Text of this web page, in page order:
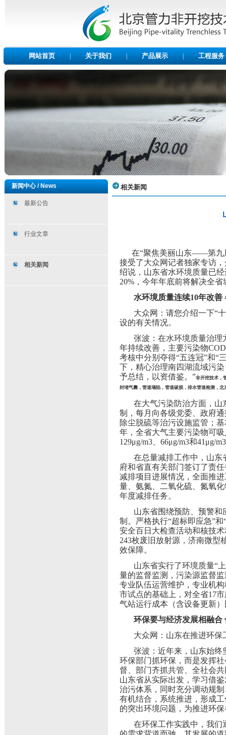
网站首页 关于我们 产品展示 工程服务
新闻中心 / News
最新公告
行业文章
相关新闻
相关新闻
在“聚焦美丽山东——第九
接受了大众网记者独家专访
绍说，山东省水环境质量已
20%，今年年底前将解决全
水环境质量连续10年改
大众网：请您介绍一下“
设的有关情况。
张波：在水环境质量治理
年持续改善，主要污染物
考核中分别夺得“五连冠”和“
下，精心治理南四湖流域污
予总结，以资借鉴。”非开挖技术，
封堵气囊，管道塌陷，管道破损，排水管道检测，
在大气污染防治方面，山
制，每月向各级党委、政府
除尘脱硫等治污设施监管；
年，全省大气主要污染物可
129μg/m3、66μg/m3和41μg/
在总量减排工作中，山东
府和省直有关部门签订了责
减排项目进展情况，全面推
量、氨氮、二氧化硫、氮氧
年度减排任务。
山东省围绕预防、预警
制。严格执行“超标即应急”
安全百日大检查活动和核技
243枚废旧放射源，济南微型
效保障。
山东省实行了环境质量“
量的监督监测，污染源监督
专业队伍运营维护，专业机
市试点的基础上，对全省17
气站运行成本（含设备更新
环保要与经济发展相融合
大众网：山东在推进环
张波：近年来，山东始终
环保部门抓环保，而是发挥
督、部门齐抓共管、全社会
山东省从实际出发，学习借
治污体系，同时充分调动规
有机结合，系统推进，形成
的突出环境问题，为推进环
在环保工作实践中，我们